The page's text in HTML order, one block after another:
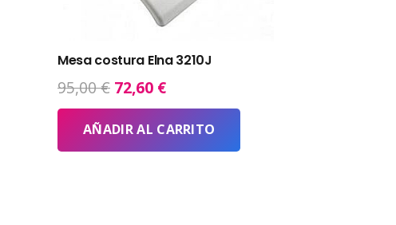
Mesa costura Elna 3210J
95,00€ El
precio
original
era:
72,60 €El
precio
actual
es:
AÑADIR AL CARRITO